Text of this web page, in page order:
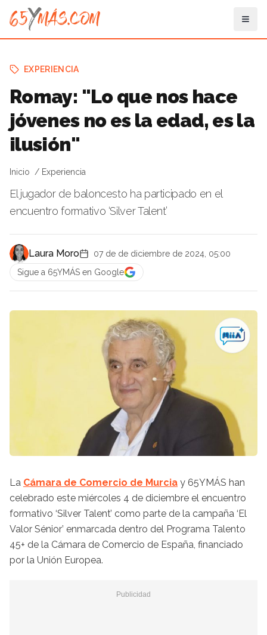
EXPERIENCIA
Romay: "Lo que nos hace
jóvenes no es la edad, es la
ilusión"
Inicio Experiencia
El jugador de baloncesto ha participado en el
encuentro formativo ‘Silver Talent’
Laura Moro
07 de de diciembre de 2024, 05:00
Sigue a 65YMÁS en Google
La Cámara de Comercio de Murcia y 65YMÁS han
celebrado este miércoles 4 de diciembre el encuentro
formativo ‘Silver Talent’ como parte de la campaña ‘El
Valor Sénior’ enmarcada dentro del Programa Talento
45+ de la Cámara de Comercio de España, financiado
por la Unión Europea.